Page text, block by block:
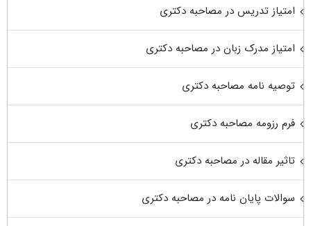
امتیاز تدریس در مصاحبه دکتری
امتیاز مدرک زبان در مصاحبه دکتری
توصیه نامه مصاحبه دکتری
فرم رزومه مصاحبه دکتری
تاثیر مقاله در مصاحبه دکتری
سوالات پایان نامه در مصاحبه دکتری